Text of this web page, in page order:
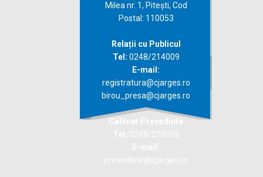
Milea nr. 1, Piteşti, Cod
Postal: 110053
Relații cu Publicul
Tel: 0248/214009
E-mail:
registratura@cjarges.ro
birou_presa@cjarges.ro